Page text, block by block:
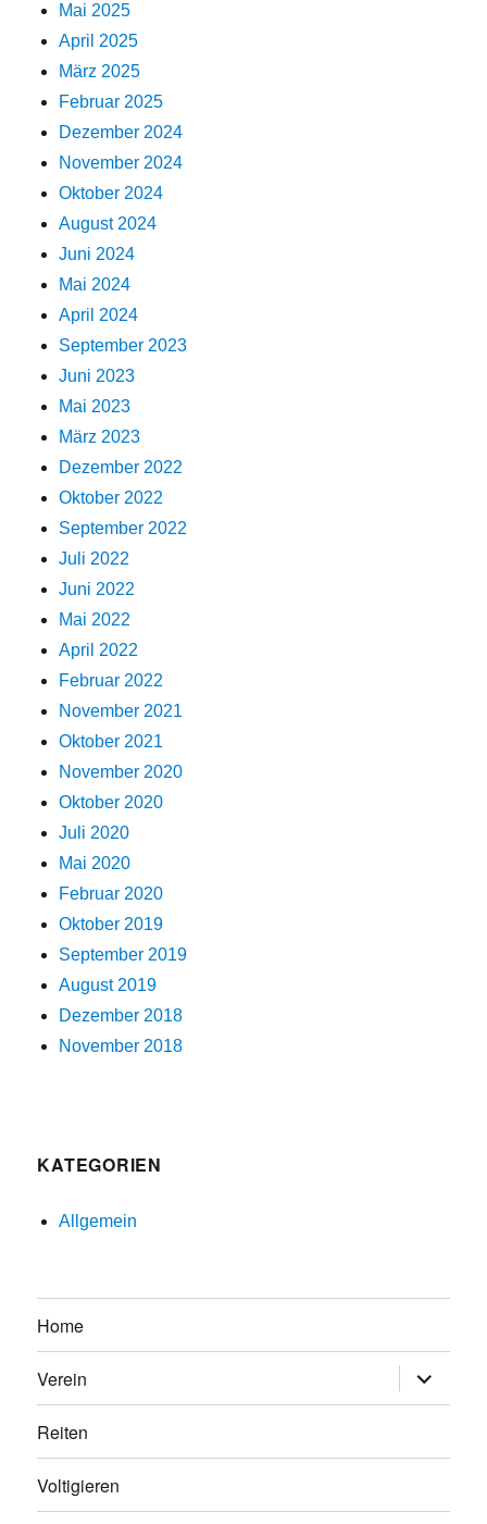
Mai 2025
April 2025
März 2025
Februar 2025
Dezember 2024
November 2024
Oktober 2024
August 2024
Juni 2024
Mai 2024
April 2024
September 2023
Juni 2023
Mai 2023
März 2023
Dezember 2022
Oktober 2022
September 2022
Juli 2022
Juni 2022
Mai 2022
April 2022
Februar 2022
November 2021
Oktober 2021
November 2020
Oktober 2020
Juli 2020
Mai 2020
Februar 2020
Oktober 2019
September 2019
August 2019
Dezember 2018
November 2018
KATEGORIEN
Allgemein
Home
Verein
anzeigen
Reiten
Voltigieren